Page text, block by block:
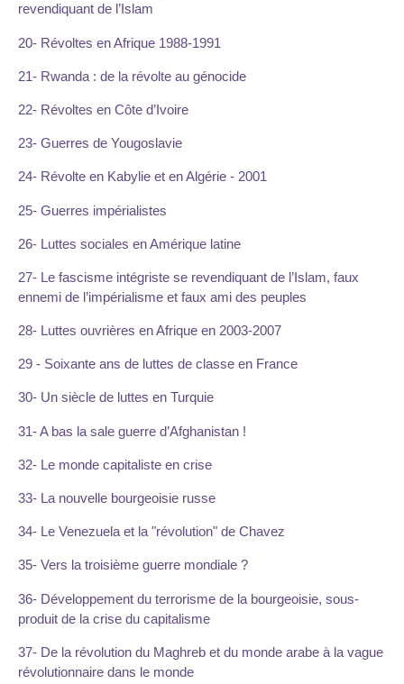
revendiquant de l’Islam
20- Révoltes en Afrique 1988-1991
21- Rwanda : de la révolte au génocide
22- Révoltes en Côte d’Ivoire
23- Guerres de Yougoslavie
24- Révolte en Kabylie et en Algérie - 2001
25- Guerres impérialistes
26- Luttes sociales en Amérique latine
27- Le fascisme intégriste se revendiquant de l’Islam, faux
ennemi de l’impérialisme et faux ami des peuples
28- Luttes ouvrières en Afrique en 2003-2007
29 - Soixante ans de luttes de classe en France
30- Un siècle de luttes en Turquie
31- A bas la sale guerre d’Afghanistan !
32- Le monde capitaliste en crise
33- La nouvelle bourgeoisie russe
34- Le Venezuela et la "révolution" de Chavez
35- Vers la troisième guerre mondiale ?
36- Développement du terrorisme de la bourgeoisie, sous-
produit de la crise du capitalisme
37- De la révolution du Maghreb et du monde arabe à la vague
révolutionnaire dans le monde